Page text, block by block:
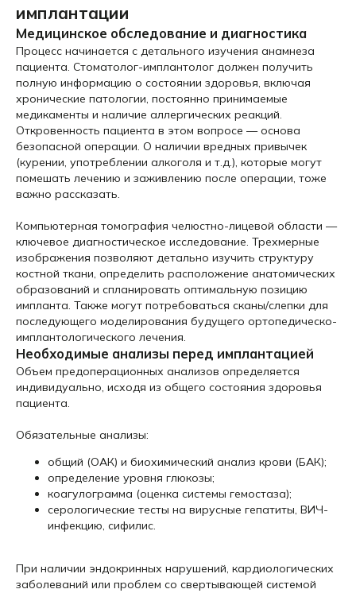
имплантации
Медицинское обследование и диагностика
Процесс начинается с детального изучения анамнеза
пациента. Стоматолог-имплантолог должен получить
полную информацию о состоянии здоровья, включая
хронические патологии, постоянно принимаемые
медикаменты и наличие аллергических реакций.
Откровенность пациента в этом вопросе — основа
безопасной операции. О наличии вредных привычек
(курении, употреблении алкоголя и т.д.), которые могут
помешать лечению и заживлению после операции, тоже
важно рассказать.
Компьютерная томография челюстно-лицевой области —
ключевое диагностическое исследование. Трехмерные
изображения позволяют детально изучить структуру
костной ткани, определить расположение анатомических
образований и спланировать оптимальную позицию
импланта. Также могут потребоваться сканы/слепки для
последующего моделирования будущего ортопедическо-
имплантологического лечения.
Необходимые анализы перед имплантацией
Объем предоперационных анализов определяется
индивидуально, исходя из общего состояния здоровья
пациента.
Обязательные анализы:
общий (ОАК) и биохимический анализ крови (БАК);
определение уровня глюкозы;
коагулограмма (оценка системы гемостаза);
серологические тесты на вирусные гепатиты, ВИЧ-
инфекцию, сифилис.
При наличии эндокринных нарушений, кардиологических
заболеваний или проблем со свертывающей системой